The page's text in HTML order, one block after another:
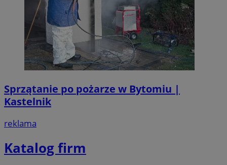
Sprzątanie po pożarze w Bytomiu |
Kastelnik
reklama
Katalog firm